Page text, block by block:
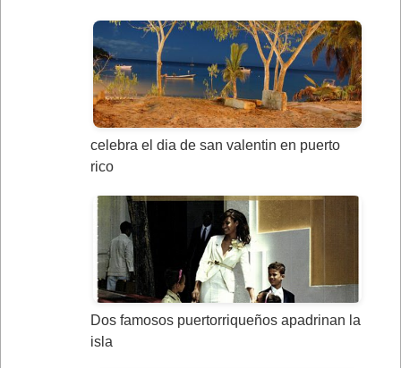
celebra el dia de san valentin en puerto
rico
Dos famosos puertorriqueños apadrinan la
isla